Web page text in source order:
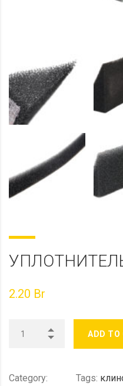
2.20 Br
ADD TO
Category:
Tags: